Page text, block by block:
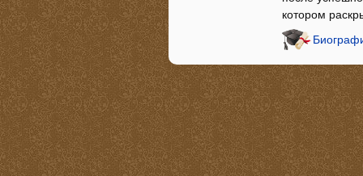
котором